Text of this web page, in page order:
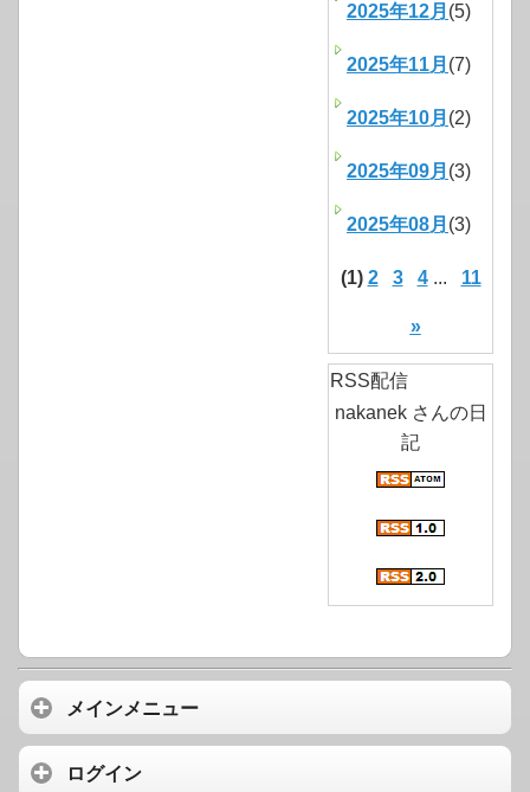
2025年12月 (5)
2025年11月 (7)
2025年10月 (2)
2025年09月 (3)
2025年08月 (3)
(1) 2 3 4... 11
»
RSS配信
nakanek さんの日
記
メインメニュー
ログイン